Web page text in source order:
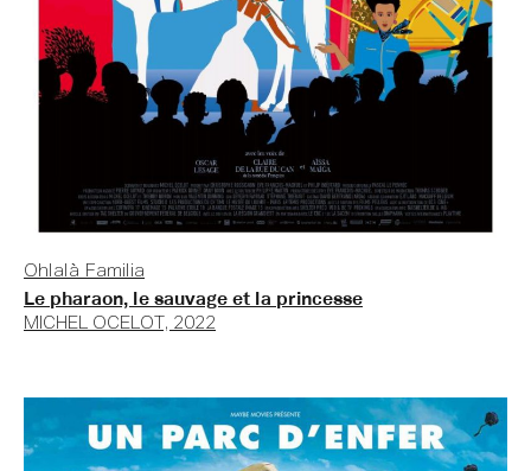
Ohlalà Familia
Le pharaon, le sauvage et la princesse
MICHEL OCELOT, 2022